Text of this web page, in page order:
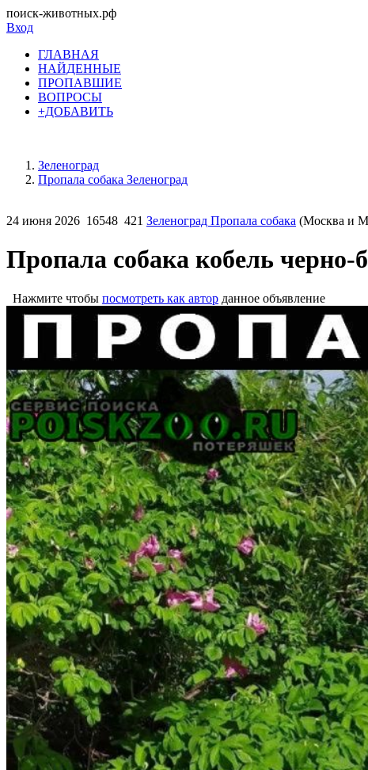
поиск-животных.рф
Вход
ГЛАВНАЯ
НАЙДЕННЫЕ
ПРОПАВШИЕ
ВОПРОСЫ
+ДОБАВИТЬ
Зеленоград
Пропала собака Зеленоград
24 июня 2026 16548 421 Зеленоград Пропала собака (Москва и
Пропала собака кобель
Нажмите чтобы посмотреть как автор данное объявление